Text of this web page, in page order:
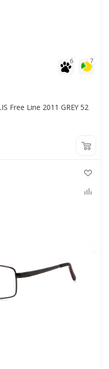
7
6
Free Line 2011 GREY 52